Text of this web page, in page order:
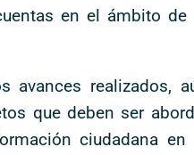
en el ámbito de
avances realizados,
que deben ser
ciudadana en